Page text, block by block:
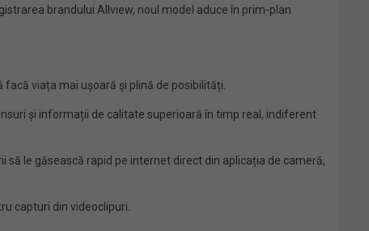
brandului Allview, noul model aduce în prim-plan
viața mai ușoară și plină de posibilități.
și informații de calitate superioară în timp real, indiferent
le găsească rapid pe internet direct din aplicația de cameră,
capturi din videoclipuri.